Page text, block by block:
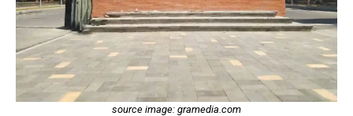
source image: gramedia.com